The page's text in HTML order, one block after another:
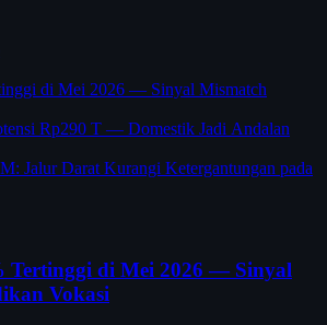
di Mei 2026 — Sinyal Mismatch
Rp290 T — Domestik Jadi Andalan
Jalur Darat Kurangi Ketergantungan pada
Tertinggi di Mei 2026 — Sinyal
Vokasi